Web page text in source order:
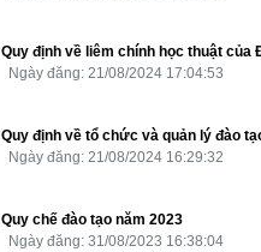
Quy định về liêm chính học thuật của
Ngày đăng: 21/08/2024 17:04:53
Quy định về tổ chức và quản lý đào
Ngày đăng: 21/08/2024 16:29:32
Quy chế đào tạo năm 2023
Ngày đăng: 31/08/2023 16:38:04